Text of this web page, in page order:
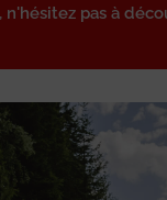
n'hésitez pas à